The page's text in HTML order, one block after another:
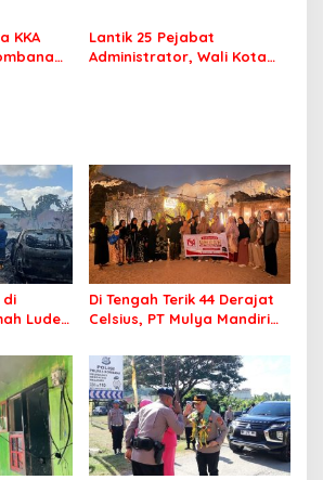
Sekolah dengan Aman
KKA
Lantik 25 Pejabat
Administrator, Wali Kota
di
Ludes
Di Tengah Terik 44 Derajat
Celsius, PT Mulya Mandiri
Jamaah Tetap Sehat dan
Nyaman Beribadah